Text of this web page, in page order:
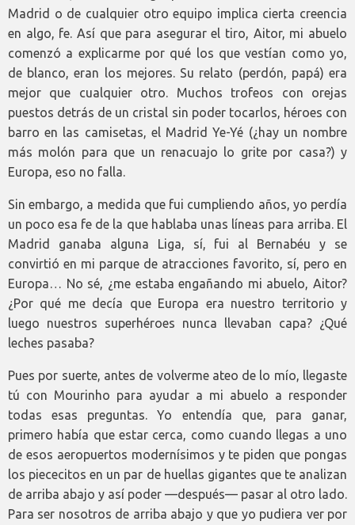
Madrid o de cualquier otro equipo implica cierta creencia
en algo, fe. Así que para asegurar el tiro, Aitor, mi abuelo
comenzó a explicarme por qué los que vestían como yo,
de blanco, eran los mejores. Su relato (perdón, papá) era
mejor que cualquier otro. Muchos trofeos con orejas
puestos detrás de un cristal sin poder tocarlos, héroes con
barro en las camisetas, el Madrid Ye-Yé (¿hay un nombre
más molón para que un renacuajo lo grite por casa?) y
Europa, eso no falla.
Sin embargo, a medida que fui cumpliendo años, yo perdía
un poco esa fe de la que hablaba unas líneas para arriba. El
Madrid ganaba alguna Liga, sí, fui al Bernabéu y se
convirtió en mi parque de atracciones favorito, sí, pero en
Europa… No sé, ¿me estaba engañando mi abuelo, Aitor?
¿Por qué me decía que Europa era nuestro territorio y
luego nuestros superhéroes nunca llevaban capa? ¿Qué
leches pasaba?
Pues por suerte, antes de volverme ateo de lo mío, llegaste
tú con Mourinho para ayudar a mi abuelo a responder
todas esas preguntas. Yo entendía que, para ganar,
primero había que estar cerca, como cuando llegas a uno
de esos aeropuertos modernísimos y te piden que pongas
los piececitos en un par de huellas gigantes que te analizan
de arriba abajo y así poder —después— pasar al otro lado.
Para ser nosotros de arriba abajo y que yo pudiera ver por